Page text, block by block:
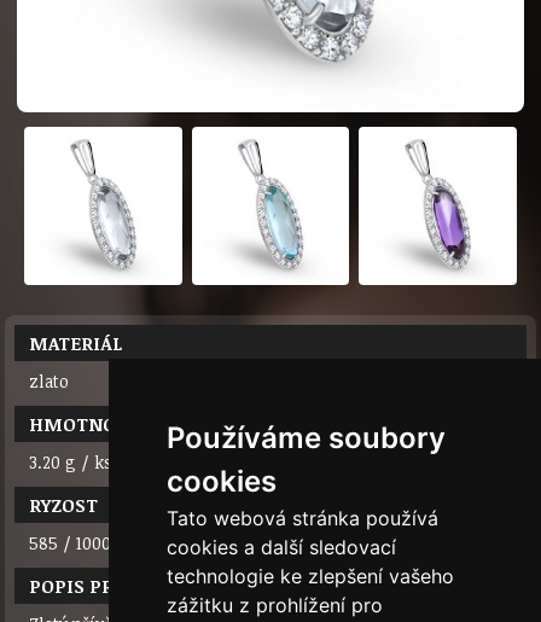
Používáme soubory
cookies
Tato webová stránka používá
cookies a další sledovací
technologie ke zlepšení vašeho
zážitku z prohlížení pro
MATERIÁL
zlato
HMOTNOST
3.20 g / ks
RYZOST
585 / 1000 (14 karátů)
POPIS PRODUKTU